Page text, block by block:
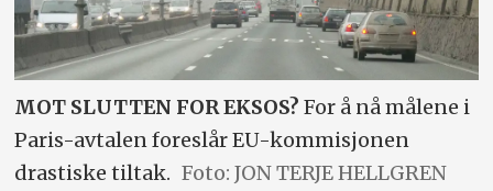
MOT SLUTTEN FOR EKSOS? For å nå målene i
Paris-avtalen foreslår EU-kommisjonen
drastiske tiltak. Foto: JON TERJE HELLGREN